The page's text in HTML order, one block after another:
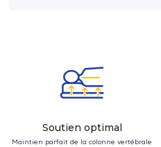
Soutien optimal
Maintien parfait de la colonne vertébrale